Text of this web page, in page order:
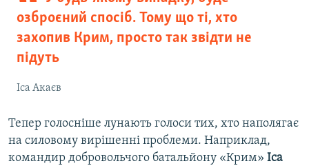
озброєний спосіб. Тому що ті, хто
захопив Крим, просто так звідти не
підуть
Іса Акаєв
Тепер голосніше лунають голоси тих, хто наполягає
на силовому вирішенні проблеми. Наприклад,
командир добровольчого батальйону «Крим» Іса